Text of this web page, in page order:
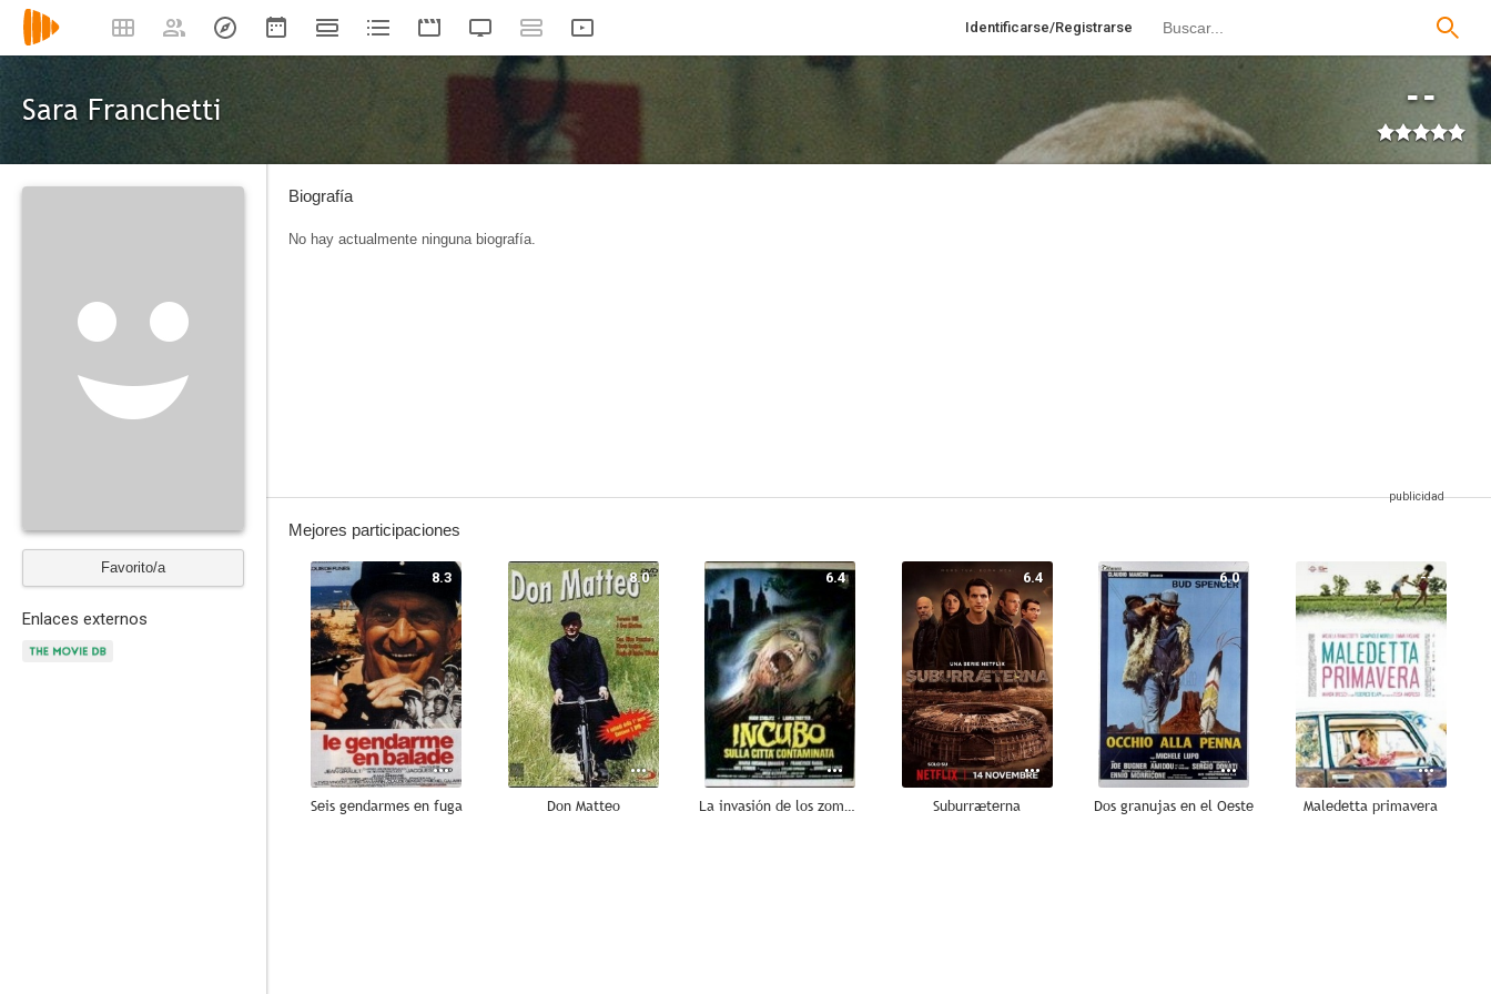
Identificarse/Registrarse
Sara Franchetti --
Favorito/a
Enlaces externos
Biografía
No hay actualmente ninguna biografía.
Mejores participaciones
8.3
Seis gendarmes en fuga
8.0
Don Matteo
6.4
La invasión de los zombies atómicos
6.4
Suburræterna
6.0
Dos granujas en el Oeste
--
Maledetta primavera